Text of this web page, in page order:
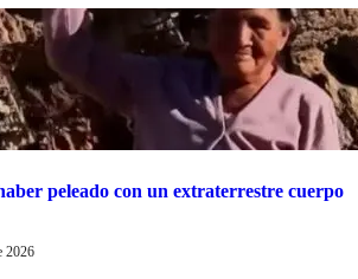
peleado con un extraterrestre cuerpo
2026